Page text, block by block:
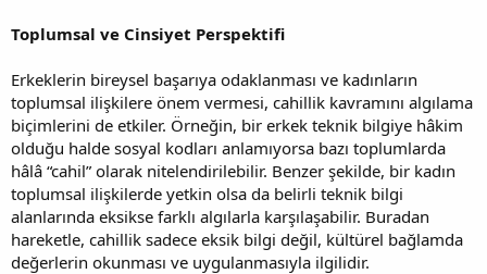
Toplumsal ve Cinsiyet Perspektifi
Erkeklerin bireysel başarıya odaklanması ve kadınların
toplumsal ilişkilere önem vermesi, cahillik kavramını algılama
biçimlerini de etkiler. Örneğin, bir erkek teknik bilgiye hâkim
olduğu halde sosyal kodları anlamıyorsa bazı toplumlarda
hâlâ “cahil” olarak nitelendirilebilir. Benzer şekilde, bir kadın
toplumsal ilişkilerde yetkin olsa da belirli teknik bilgi
alanlarında eksikse farklı algılarla karşılaşabilir. Buradan
hareketle, cahillik sadece eksik bilgi değil, kültürel bağlamda
değerlerin okunması ve uygulanmasıyla ilgilidir.